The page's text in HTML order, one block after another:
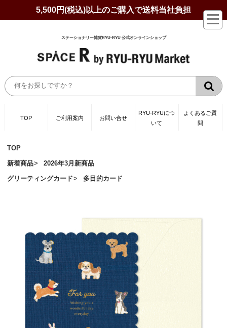
5,500円(税込)以上のご購入で送料当社負担
ステーショナリー雑貨RYU-RYU 公式オンラインショップ
TOP ご利用案内 お問い合せ
RYU-RYUにつ
いて
よくあるご質
問
TOP
新着商品
2026年3月新商品
グリーティングカード
多目的カード